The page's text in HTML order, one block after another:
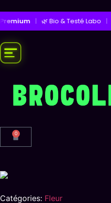
| 🌿 Bio & Testé Labo | 🚀
0
Catégories: Fleur